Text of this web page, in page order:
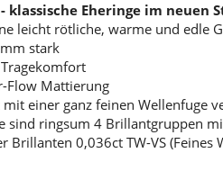
klassische Eheringe im neuen
leicht rötliche, warme und edle
stark
Flow Mattierung
einer ganz feinen Wellenfuge
sind ringsum 4 Brillantgruppen
Brillanten 0,036ct TW-VS (Feines